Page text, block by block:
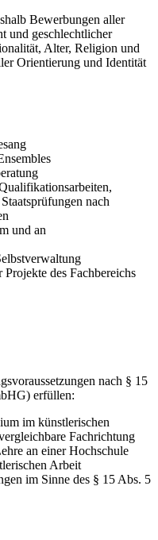
Bewerbungen aller
und geschlechtlicher
Alter, Religion und
Orientierung und Identität
nach
und an
des Fachbereichs
nach § 15
erfüllen:
im künstlerischen
Fachrichtung
an einer Hochschule
Arbeit
im Sinne des § 15 Abs. 5